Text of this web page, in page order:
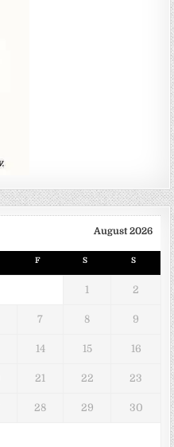
August 2026
F S S
1 2
7 8 9
14 15 16
21 22 23
28 29 30